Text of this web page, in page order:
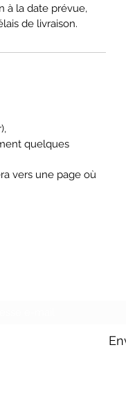
à la date prévue,
de livraison.
quelques
vers une page où